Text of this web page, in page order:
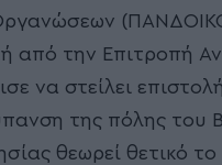
από την Επιτροπή
να στείλει
της πόλης του
θεωρεί θετικό το